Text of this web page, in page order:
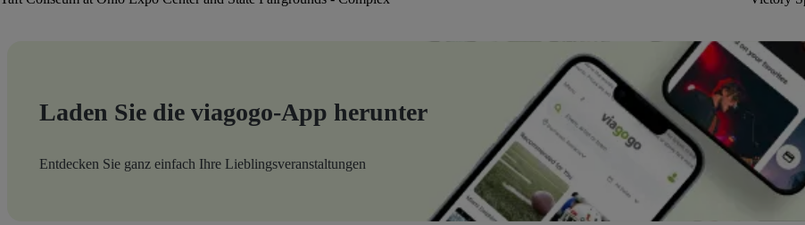
Laden Sie die viagogo-App herunter
Entdecken Sie ganz einfach Ihre Lieblingsveranstaltungen